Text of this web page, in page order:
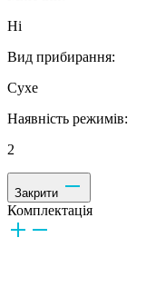
Ні
Вид прибирання:
Сухе
Наявність режимів:
2
Закрити
Комплектація